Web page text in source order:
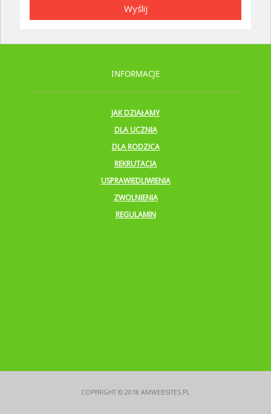
Wyślij
INFORMACJE
JAK DZIAŁAMY
DLA UCZNIA
DLA RODZICA
REKRUTACJA
USPRAWIEDLIWIENIA
ZWOLNIENIA
REGULAMIN
COPYRIGHT © 2018 AMWEBSITES.PL